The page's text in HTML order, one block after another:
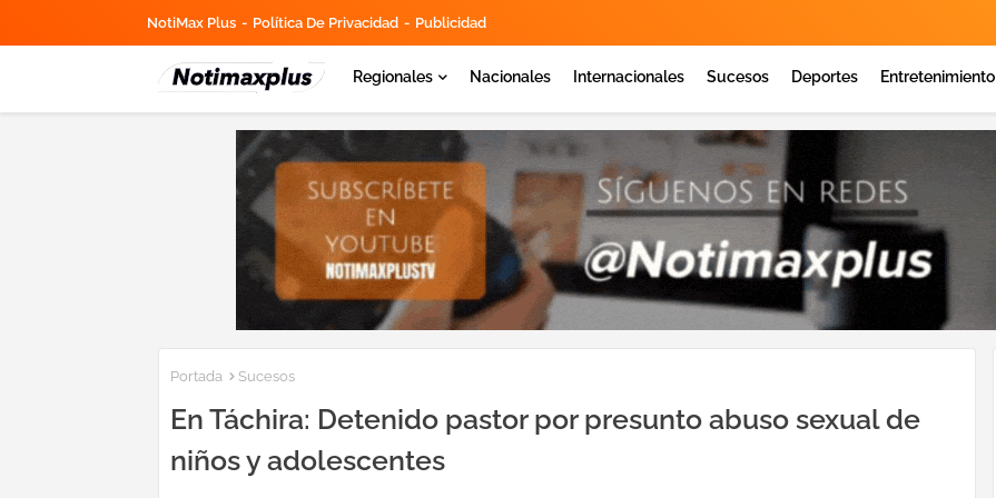
NotiMax Plus Política De Privacidad Publicidad
Regionales Nacionales Internacionales Sucesos Deportes Entretenimiento
Portada Sucesos
En Táchira: Detenido pastor por presunto abuso sexual de
niños y adolescentes